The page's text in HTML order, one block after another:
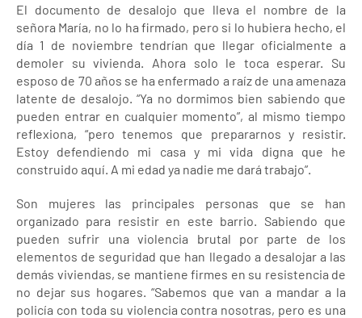
El documento de desalojo que lleva el nombre de la
señora María, no lo ha firmado, pero si lo hubiera hecho, el
día 1 de noviembre tendrían que llegar oficialmente a
demoler su vivienda. Ahora solo le toca esperar. Su
esposo de 70 años se ha enfermado a raíz de una amenaza
latente de desalojo. “Ya no dormimos bien sabiendo que
pueden entrar en cualquier momento”, al mismo tiempo
reflexiona, “pero tenemos que prepararnos y resistir.
Estoy defendiendo mi casa y mi vida digna que he
construido aquí. A mi edad ya nadie me dará trabajo”.
Son mujeres las principales personas que se han
organizado para resistir en este barrio. Sabiendo que
pueden sufrir una violencia brutal por parte de los
elementos de seguridad que han llegado a desalojar a las
demás viviendas, se mantiene firmes en su resistencia de
no dejar sus hogares. “Sabemos que van a mandar a la
policía con toda su violencia contra nosotras, pero es una